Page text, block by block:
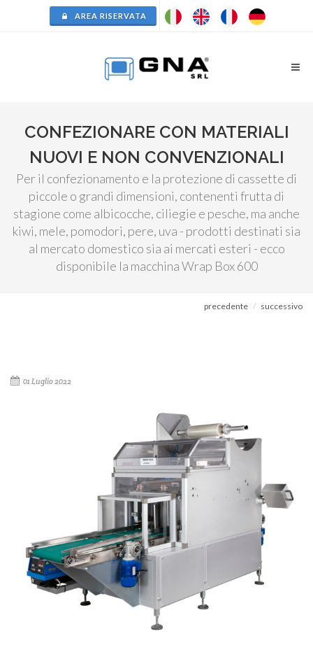
AREA RISERVATA
CONFEZIONARE CON MATERIALI
NUOVI E NON CONVENZIONALI
Per il confezionamento e la protezione di cassette di
piccole o grandi dimensioni, contenenti frutta di
stagione come albicocche, ciliegie e pesche, ma anche
kiwi, mele, pomodori, pere, uva - prodotti destinati sia
al mercato domestico sia ai mercati esteri - ecco
disponibile la macchina Wrap Box 600
precedente successivo
01 Luglio 2022